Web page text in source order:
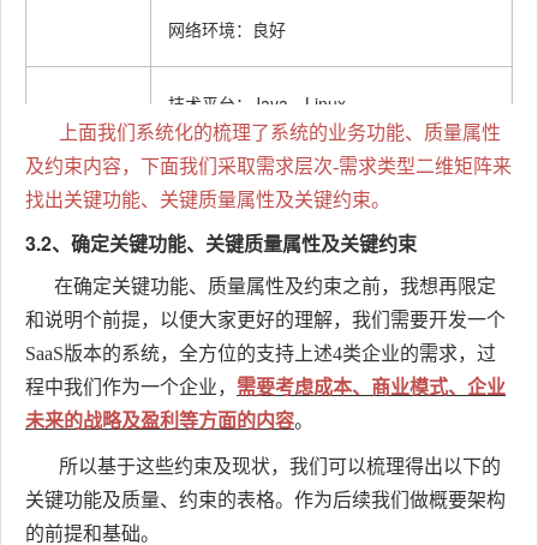
网络环境：良好
技术环境约
束
技术平台：Java、Linux
中间件：Spring cloud、Redis等
编程语言的流行度：主流
认同度：高
优缺点：应用语言，性能问题需要考虑
上面我们系统化的梳理了系统的业务功能、质量属性
及约束内容，下面我们采取需求层次-需求类型二维矩阵来
找出关键功能、关键质量属性及关键约束。
3.2、确定关键功能、关键质量属性及关键约束
在确定关键功能、质量属性及约束之前，我想再限定
和说明个前提，以便大家更好的理解，我们需要开发一个
SaaS版本的系统，全方位的支持上述4类企业的需求，过
程中我们作为一个企业， 需要考虑成本、商业模式、企业
未来的战略及盈利等方面的内容。
所以基于这些约束及现状，我们可以梳理得出以下的
关键功能及质量、约束的表格。作为后续我们做概要架构
的前提和基础。